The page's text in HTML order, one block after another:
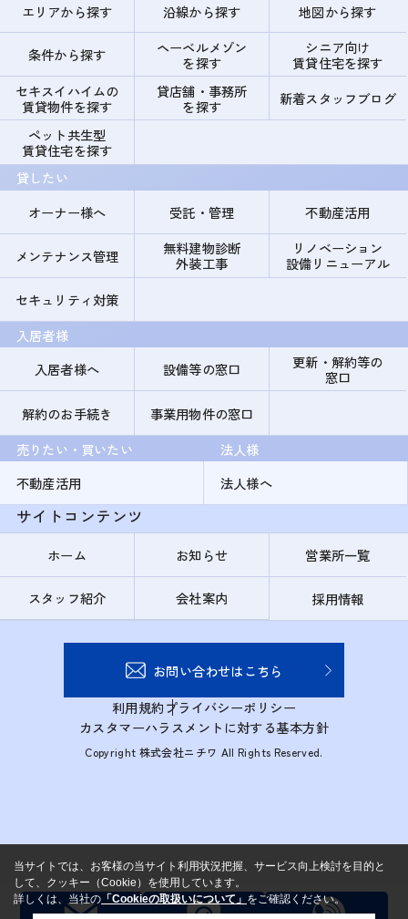
エリアから探す
沿線から探す 地図から探す
条件から探す
ヘーベルメゾン
を探す
シニア向け
賃貸住宅を探す
セキスイハイムの
賃貸物件を探す
貸店舗・事務所
を探す
新着スタッフブログ
ペット共生型
賃貸住宅を探す
貸したい
オーナー様へ
受託・管理 不動産活用
メンテナンス管理
無料建物診断
外装工事
リノベーション
設備リニューアル
セキュリティ対策
入居者様
入居者様へ
設備等の窓口
更新・解約等の
窓口
解約のお手続き
事業用物件の窓口
売りたい・買いたい
不動産活用
法人様
法人様へ
サイトコンテンツ
ホーム お知らせ 営業所一覧
スタッフ紹介 会社案内 採用情報
お問い合わせはこちら
利用規約プライバシーポリシー
カスタマーハラスメントに対する基本方針
Copyright 株式会社ニチワ All Rights Reserved.
当サイトでは、お客様の当サイト利用状況把握、サービス向上検討を目的と
して、クッキー（Cookie）を使用しています。
詳しくは、当社の 「Cookieの取扱いについて」 をご確認ください。